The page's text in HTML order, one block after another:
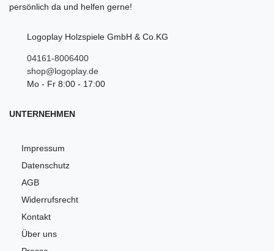
persönlich da und helfen gerne!
Logoplay Holzspiele GmbH & Co.KG
04161-8006400
shop@logoplay.de
Mo - Fr 8:00 - 17:00
UNTERNEHMEN
Impressum
Datenschutz
AGB
Widerrufsrecht
Kontakt
Über uns